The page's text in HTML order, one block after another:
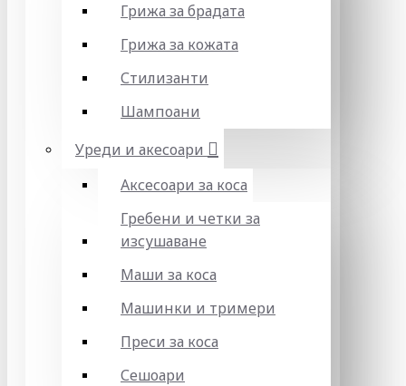
Грижа за брадата
Грижа за кожата
Стилизанти
Шампоани
Уреди и акесоари
Аксесоари за коса
Гребени и четки за
изсушаване
Маши за коса
Машинки и тримери
Преси за коса
Сешоари